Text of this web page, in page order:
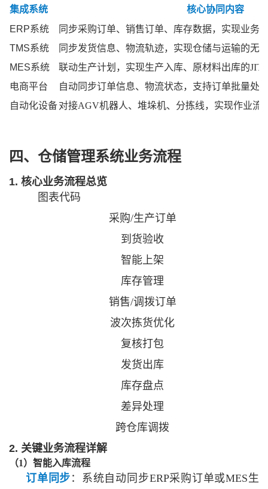
集成系统
核心协同内容
ERP系统
同步采购订单、销售订单、库存数据，实现业务
TMS系统
同步发货信息、物流轨迹，实现仓储与运输的无
MES系统
联动生产计划，实现生产入库、原材料出库的JIT
电商平台
自动同步订单信息、物流状态，支持订单批量处
自动化设备对接AGV机器人、堆垛机、分拣线，实现作业流
四、仓储管理系统业务流程
1. 核心业务流程总览
图表代码
采购/生产订单
到货验收
智能上架
库存管理
销售/调拨订单
波次拣货优化
复核打包
发货出库
库存盘点
差异处理
跨仓库调拨
2. 关键业务流程详解
（1）智能入库流程
订单同步 ：系统自动同步ERP采购订单或MES生